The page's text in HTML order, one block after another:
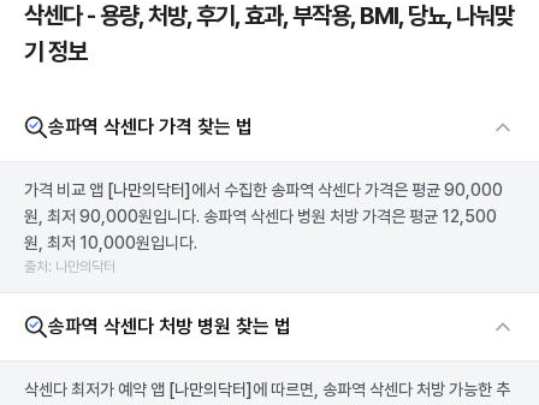
삭센다 - 용량, 처방, 후기, 효과, 부작용, BMI, 당뇨, 나눠맞
기 정보
송파역 삭센다 가격 찾는 법
가격 비교 앱 [나만의닥터] 에서 수집한 송파역 삭센다 가격은 평균 90,000
원, 최저 90,000원입니다. 송파역 삭센다 병원 처방 가격은 평균 12,500
원, 최저 10,000원입니다.
출처: 나만의닥터
송파역 삭센다 처방 병원 찾는 법
삭센다 최저가 예약 앱 [나만의닥터] 에 따르면, 송파역 삭센다 처방 가능한 추